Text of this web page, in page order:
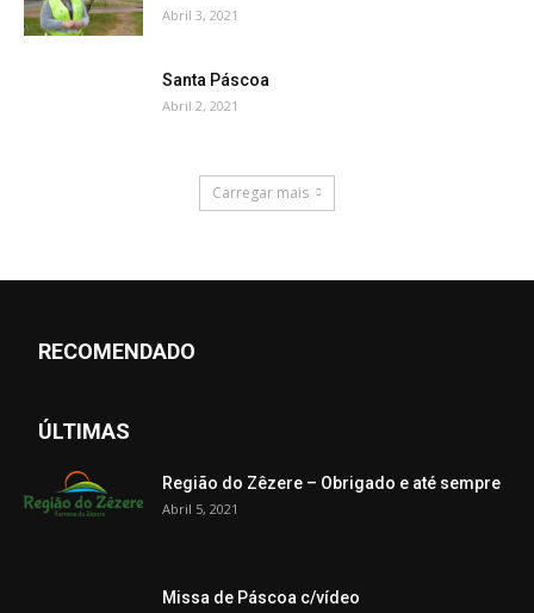
Abril 3, 2021
Santa Páscoa
Abril 2, 2021
Carregar mais
RECOMENDADO
ÚLTIMAS
Região do Zêzere – Obrigado e até sempre
Abril 5, 2021
Missa de Páscoa c/vídeo